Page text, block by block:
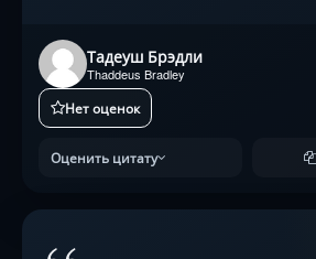
Тадеуш Брэдли
Thaddeus Bradley
Нет оценок
Оценить цитату